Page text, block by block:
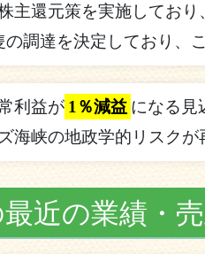
主還元策を実施してお
調達を決定しており、
利益が 1％減益 になる見
海峡の地政学的リスク
近の業績・